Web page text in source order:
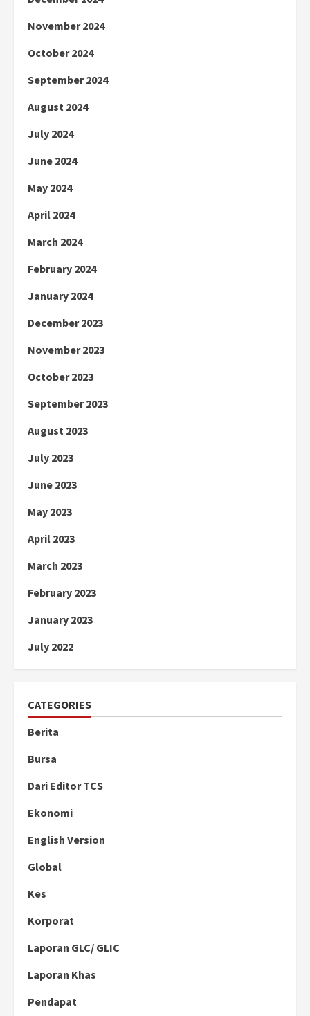
November 2024
October 2024
September 2024
August 2024
July 2024
June 2024
May 2024
April 2024
March 2024
February 2024
January 2024
December 2023
November 2023
October 2023
September 2023
August 2023
July 2023
June 2023
May 2023
April 2023
March 2023
February 2023
January 2023
July 2022
CATEGORIES
Berita
Bursa
Dari Editor TCS
Ekonomi
English Version
Global
Kes
Korporat
Laporan GLC/ GLIC
Laporan Khas
Pendapat